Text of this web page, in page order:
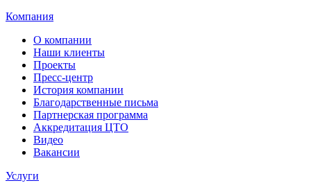
Компания
О компании
Наши клиенты
Проекты
Пресс-центр
История компании
Благодарственные письма
Партнерская программа
Аккредитация ЦТО
Видео
Вакансии
Услуги